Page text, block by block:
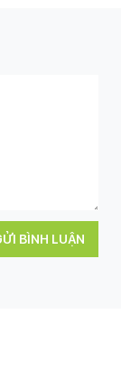
BÌNH LUẬN